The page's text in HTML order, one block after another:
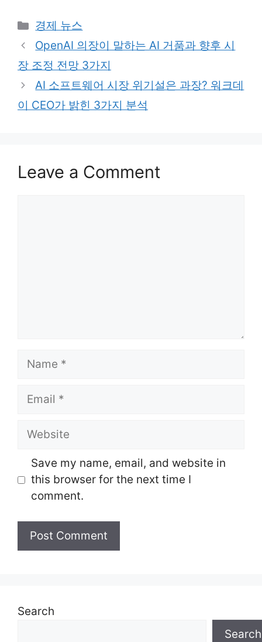
Categories
경제 뉴스
OpenAI 의장이 말하는 AI 거품과 향후 시
장 조정 전망 3가지
AI 소프트웨어 시장 위기설은 과장? 워크데
이 CEO가 밝힌 3가지 분석
Leave a Comment
Name
Email
Website
Save my name, email, and website in
this browser for the next time I
comment.
Search
Search